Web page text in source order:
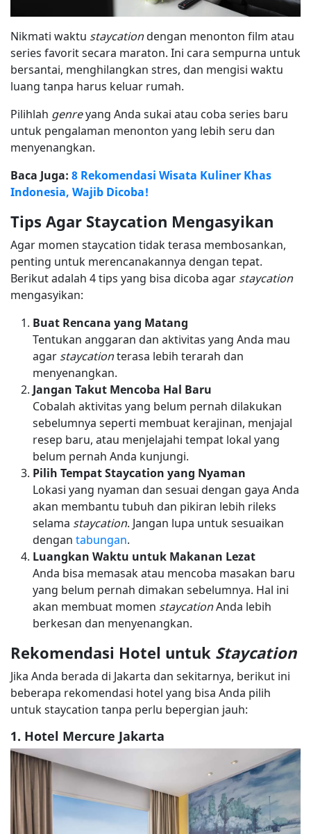
Nikmati waktu staycationdengan menonton film atau
series favorit secara maraton. Ini cara sempurna untuk
bersantai, menghilangkan stres, dan mengisi waktu
luang tanpa harus keluar rumah.
Pilihlah genreyang Anda sukai atau coba series baru
untuk pengalaman menonton yang lebih seru dan
menyenangkan.
Baca Juga: 8 Rekomendasi Wisata Kuliner Khas
Indonesia, Wajib Dicoba!
Tips Agar Staycation Mengasyikan
Agar momen staycation tidak terasa membosankan,
penting untuk merencanakannya dengan tepat.
Berikut adalah 4 tips yang bisa dicoba agar staycation
mengasyikan:
Buat Rencana yang Matang
Tentukan anggaran dan aktivitas yang Anda mau
agar staycationterasa lebih terarah dan
menyenangkan.
Jangan Takut Mencoba Hal Baru
Cobalah aktivitas yang belum pernah dilakukan
sebelumnya seperti membuat kerajinan, menjajal
resep baru, atau menjelajahi tempat lokal yang
belum pernah Anda kunjungi.
Pilih Tempat Staycation yang Nyaman
Lokasi yang nyaman dan sesuai dengan gaya Anda
akan membantu tubuh dan pikiran lebih rileks
selama staycation. Jangan lupa untuk sesuaikan
dengan tabungan.
Luangkan Waktu untuk Makanan Lezat
Anda bisa memasak atau mencoba masakan baru
yang belum pernah dimakan sebelumnya. Hal ini
akan membuat momen staycationAnda lebih
berkesan dan menyenangkan.
Rekomendasi Hotel untuk Staycation
Jika Anda berada di Jakarta dan sekitarnya, berikut ini
beberapa rekomendasi hotel yang bisa Anda pilih
untuk staycation tanpa perlu bepergian jauh:
1. Hotel Mercure Jakarta